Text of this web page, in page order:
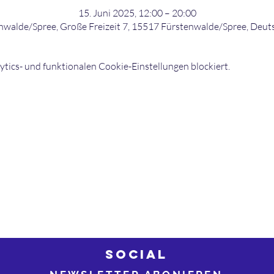
15. Juni 2025, 12:00 – 20:00
Spree, Große Freizeit 7, 15517 Fürstenwalde/Spree,
und funktionalen Cookie-Einstellungen blockiert.
SOCIAL